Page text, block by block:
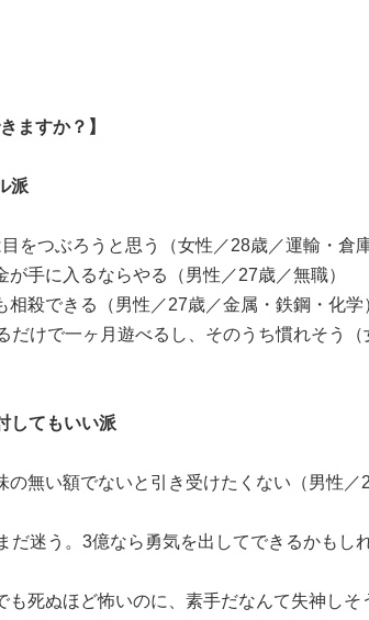
ますか？】
派
をつぶろうと思う（女性／28歳／運輸・倉庫
手に入るならやる（男性／27歳／無職）
殺できる（男性／27歳／金属・鉄鋼・化学
だけで一ヶ月遊べるし、そのうち慣れそう（
してもいい派
の無い額でないと引き受けたくない（男性／
だ迷う。3億なら勇気を出してできるかもし
も死ぬほど怖いのに、素手だなんて失神しそ